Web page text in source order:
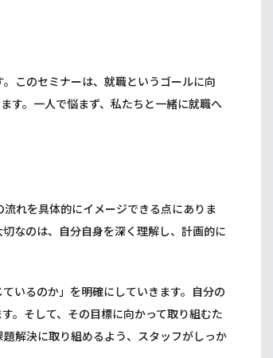
このセミナーは、就職というゴールに向
す。一人で悩まず、私たちと一緒に就職へ
れを具体的にイメージできる点にありま
なのは、自分自身を深く理解し、計画的に
いるのか」を明確にしていきます。自分の
。そして、その目標に向かって取り組むた
解決に取り組めるよう、スタッフがしっか